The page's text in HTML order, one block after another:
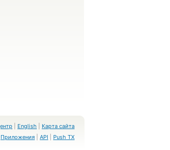
English
Карта сайта
Приложения API Push TX